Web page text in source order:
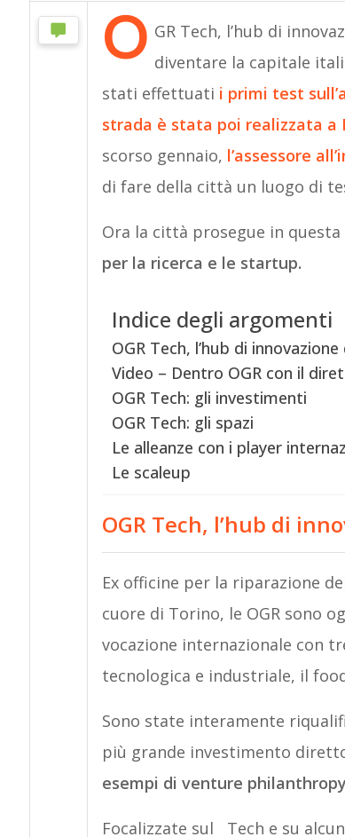
O GR Tech, l’hub di
diventare la capitale
stati effettuati i primi test
strada è stata poi realizzata a
scorso gennaio, l’assessore
di fare della città un luogo di
Ora la città prosegue in
per la ricerca e le startup.
Indice degli argomenti
OGR Tech, l’hub di
Video – Dentro OGR con il
OGR Tech: gli investimenti
OGR Tech: gli spazi
Le alleanze con i player
Le scaleup
OGR Tech, l’hub di
Ex officine per la riparazione
cuore di Torino, le OGR sono
vocazione internazionale con
tecnologica e industriale, il
Sono state interamente
più grande investimento
esempi di venture
Focalizzate sul Tech e su